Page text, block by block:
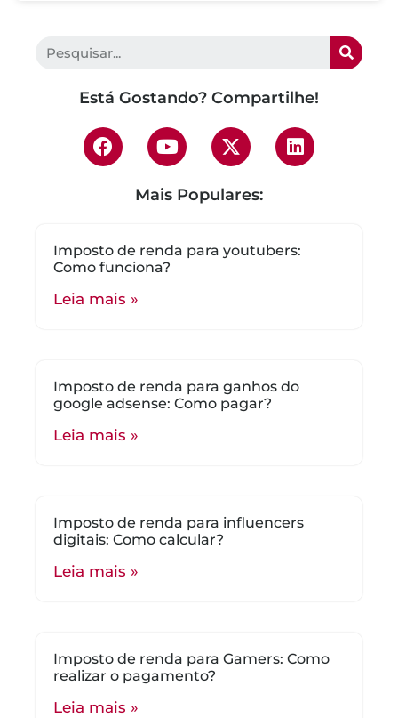
Está Gostando? Compartilhe!
Mais Populares:
Imposto de renda para youtubers:
Como funciona?
Leia mais »
Imposto de renda para ganhos do
google adsense: Como pagar?
Leia mais »
Imposto de renda para influencers
digitais: Como calcular?
Leia mais »
Imposto de renda para Gamers: Como
realizar o pagamento?
Leia mais »